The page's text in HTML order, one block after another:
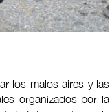
los malos aires y las
organizados por la